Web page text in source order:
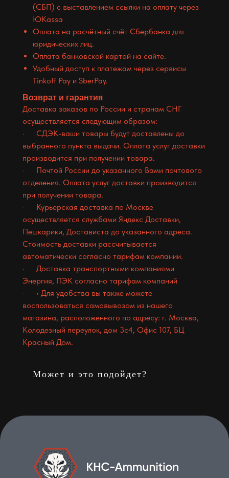
(СБП) с выставлением ссылки на оплату через
ЮKassa
Оплата на расчётный счёт Сбербанка для
юридических лиц.
Оплата банковской картой на сайте.
Удобный доступ к платежам через сервисы
Tinkoff Pay и SberPay.
Возврат и гарантия
Доставка заказов по России и странам СНГ
осуществляется следующим образом:
· СДЭК-ваши товары будут доставлены до
выбранного пункта выдачи. Оплата услуг доставки
производится при получении товара.
· Почтой России до указанного Вами почтового
отделения. Оплата услуг доставки производится
при получении товара.
· Курьерская доставка по Москве
осуществляется службами Яндекс Доставки,
Пешкарики, Достависта до указанного адреса.
Стоимость доставки рассчитывается
автоматически согласно тарифам компании.
· Доставка транспортными компаниями
Энергия, ПЭК согласно тарифам компаний
· • Для удобства вы также можете
воспользоваться самовывозом из нашего
магазина, расположенного по адресу: г. Москва,
Колодезный переулок, дом 3с4, Офис 107, БЦ
Красный Дом.
Может и это подойдет?